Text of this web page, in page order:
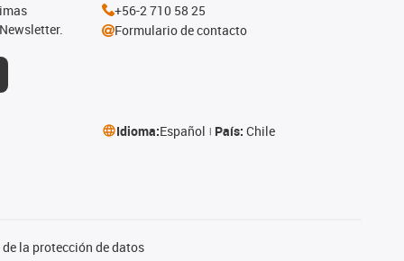
+56-2 710 58 25
Formulario de contacto
Idioma:Español País: Chile
la protección de datos